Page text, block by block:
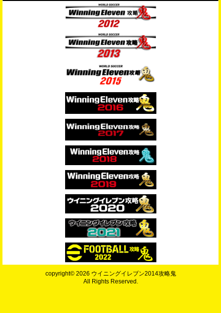
copyright© 2026 ウイニングイレブン2014攻略鬼
All Rights Reserved.